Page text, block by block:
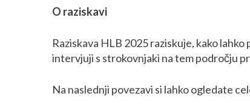
O raziskavi
Raziskava HLB 2025 raziskuje, kako
intervjuji s strokovnjaki na tem področju
Na naslednji povezavi si lahko ogledate